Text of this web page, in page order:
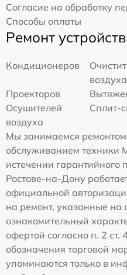
Согласие на обработку
Способы оплаты
Ремонт устройств
Кондиционеров
воздуха
Проекторов
Осушителей
воздуха
Сплит-
Мы занимаемся ремонтом
обслуживанием техники
истечении
Ростове-на-Дону
официальной
на ремонт, указанные на
ознакомительный
офертой согласно п. 2
обозначения торговой
упоминаются только в